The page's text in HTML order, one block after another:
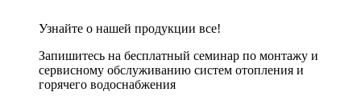
Узнайте о нашей продукции все!
Запишитесь на бесплатный семинар по монтажу и
сервисному обслуживанию систем отопления и
горячего водоснабжения